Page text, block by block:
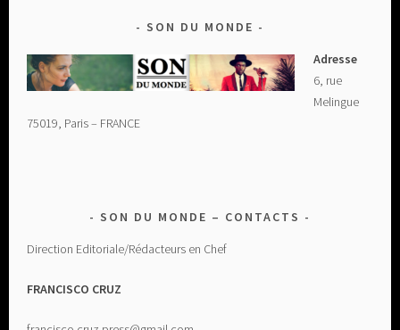
SON DU MONDE
Adresse
6, rue
Melingue
75019, Paris – FRANCE
SON DU MONDE – CONTACTS
Direction Editoriale/Rédacteurs en Chef
FRANCISCO CRUZ